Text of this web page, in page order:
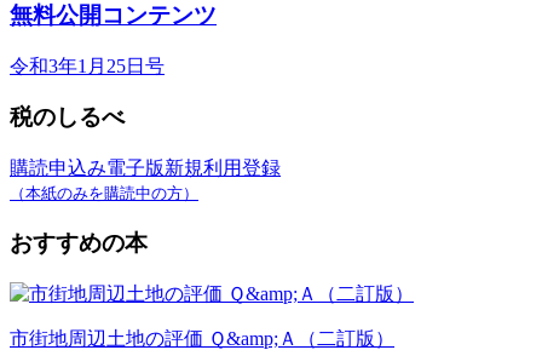
無料公開コンテンツ
令和3年1月25日号
税のしるべ
購読申込み電子版新規利用登録
（本紙のみを購読中の方）
おすすめの本
市街地周辺土地の評価 Ｑ&amp;Ａ（二訂版）